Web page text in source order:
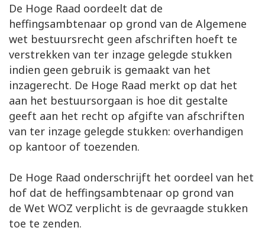
De Hoge Raad oordeelt dat de
heffingsambtenaar op grond van de Algemene
wet bestuursrecht geen afschriften hoeft te
verstrekken van ter inzage gelegde stukken
indien geen gebruik is gemaakt van het
inzagerecht. De Hoge Raad merkt op dat het
aan het bestuursorgaan is hoe dit gestalte
geeft aan het recht op afgifte van afschriften
van ter inzage gelegde stukken: overhandigen
op kantoor of toezenden.
De Hoge Raad onderschrijft het oordeel van het
hof dat de heffingsambtenaar op grond van
de Wet WOZ verplicht is de gevraagde stukken
toe te zenden.